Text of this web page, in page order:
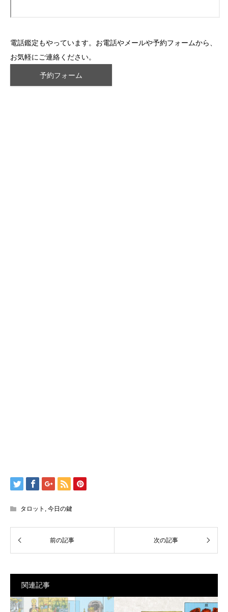
電話鑑定もやっています。お電話やメールや予約フォームから、
お気軽にご連絡ください。
予約フォーム
タロット , 今日の鍵
関連記事